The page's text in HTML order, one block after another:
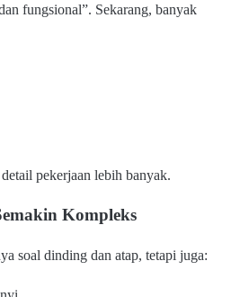
fungsional”. Sekarang, banyak
pekerjaan lebih banyak.
Kompleks
soal dinding dan atap, tetapi juga:
H